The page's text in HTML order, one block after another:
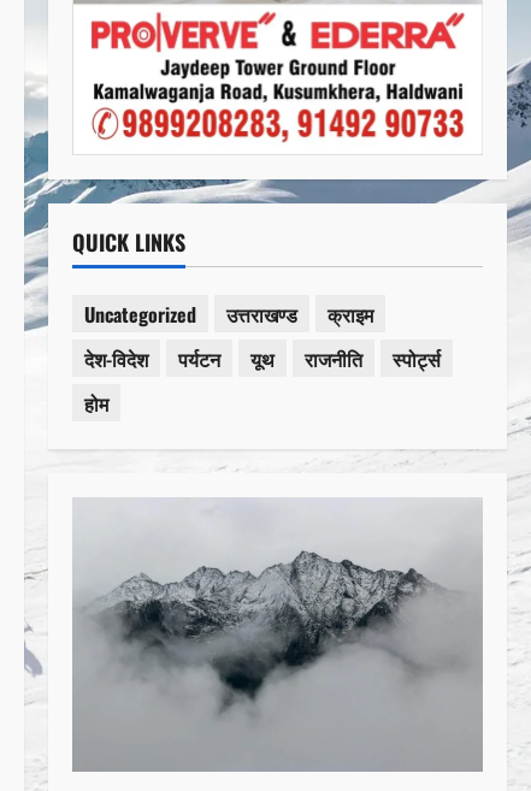
QUICK LINKS
Uncategorized उत्तराखण्ड
क्राइम
देश-विदेश
पर्यटन यूथ राजनीति
स्पोर्ट्स
होम